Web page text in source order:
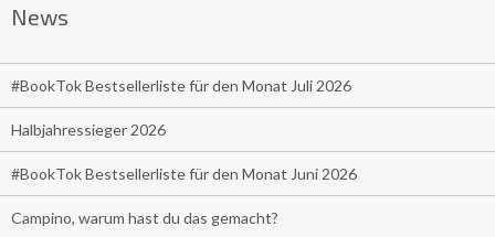
News
#BookTok Bestsellerliste für den Monat Juli 2026
Halbjahressieger 2026
#BookTok Bestsellerliste für den Monat Juni 2026
Campino, warum hast du das gemacht?